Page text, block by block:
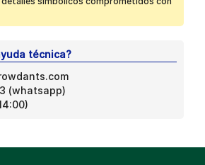
técnica?
(whatsapp)